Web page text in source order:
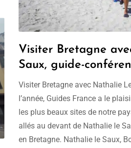
Visiter Bretagne
Saux, guide-
Visiter Bretagne avec Nathalie
l’année, Guides France a le
les plus beaux sites de notre
allés au devant de Nathalie le
en Bretagne. Nathalie le Saux,